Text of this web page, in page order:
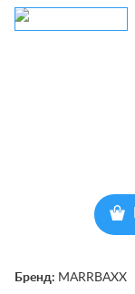
Бренд: MARRBAXX